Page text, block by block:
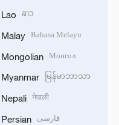
Lao ລາວ
Malay Bahasa Melayu
Mongolian Монгол
Myanmar မြန်မာဘာသာ
Nepali नेपाली
Persian فارسی